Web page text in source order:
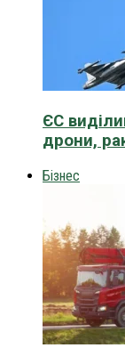
ЄС
дрони,
Бізнес